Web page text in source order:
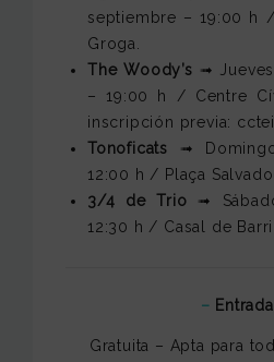
septiembre – 19:00 h
Groga.
The Woody’s ➟
– 19:00 h / Centre
inscripción previa:
Tonoficats ➟
12:00 h / Plaça
3/4 de Trio ➟
12:30 h / Casal de Barri
– Entrada
Gratuita – Apta para